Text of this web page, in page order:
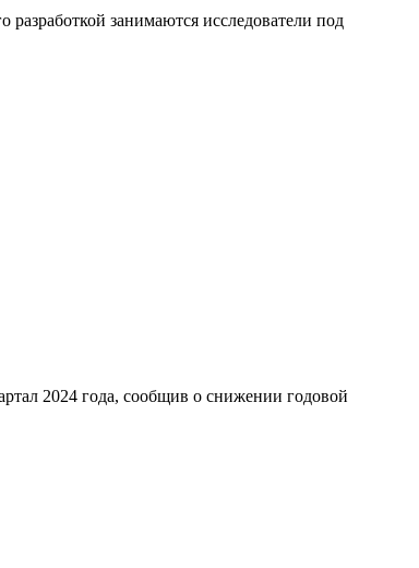
занимаются исследователи под
2024 года, сообщив о снижении годовой